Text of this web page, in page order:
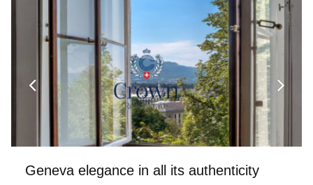
Geneva elegance in all its authenticity